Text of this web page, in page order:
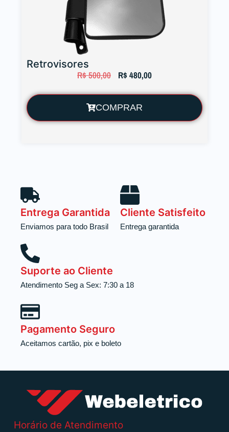
Retrovisores
R$500,00 R$ 480,00
COMPRAR
Entrega Garantida
Enviamos para todo Brasil
Cliente Satisfeito
Entrega garantida
Suporte ao Cliente
Atendimento Seg a Sex: 7:30 a 18
Pagamento Seguro
Aceitamos cartão, pix e boleto
Horário de Atendimento